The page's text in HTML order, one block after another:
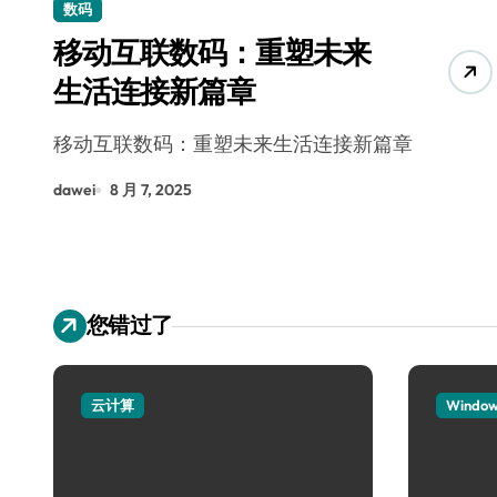
数码
移动互联数码：重塑未来
生活连接新篇章
移动互联数码：重塑未来生活连接新篇章
dawei 8 月 7, 2025
您错过了
云计算